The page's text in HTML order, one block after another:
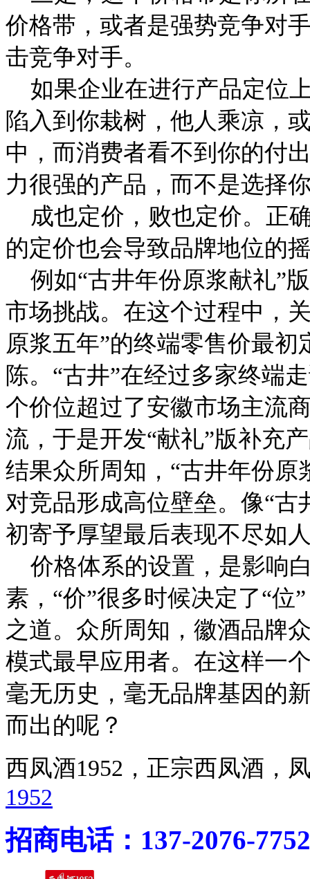
价格带，或者是强势竞争对
击竞争对手。
如果企业在进行产品定位
陷入到你栽树，他人乘凉，
中，而消费者看不到你的付
力很强的产品，而不是选择
成也定价，败也定价。正
的定价也会导致品牌地位的
例如“古井年份原浆献礼”
市场挑战。在这个过程中，
原浆五年”的终端零售价最
陈。“古井”在经过多家终端
个价位超过了安徽市场主流
流，于是开发“献礼”版补充
结果众所周知，“古井年份
对竞品形成高位壁垒。像“
初寄予厚望最后表现不尽如
价格体系的设置，是影响
素，“价”很多时候决定了“
之道。众所周知，徽酒品牌
模式最早应用者。在这样一
毫无历史，毫无品牌基因的
而出的呢？
西凤酒1952，正宗西凤酒
1952
招商电话：137-2076-7752